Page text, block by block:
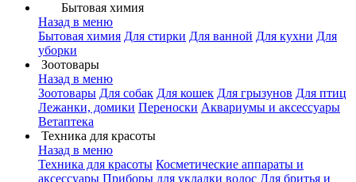
Бытовая химия
Назад в меню
Бытовая химия Для стирки Для ванной Для кухни Для
уборки
Зоотовары
Назад в меню
Зоотовары Для собак Для кошек Для грызунов Для птиц
Лежанки, домики Переноски Аквариумы и аксессуары
Ветаптека
Техника для красоты
Назад в меню
Техника для красоты Косметические аппараты и
аксессуары Приборы для укладки волос Для бритья и